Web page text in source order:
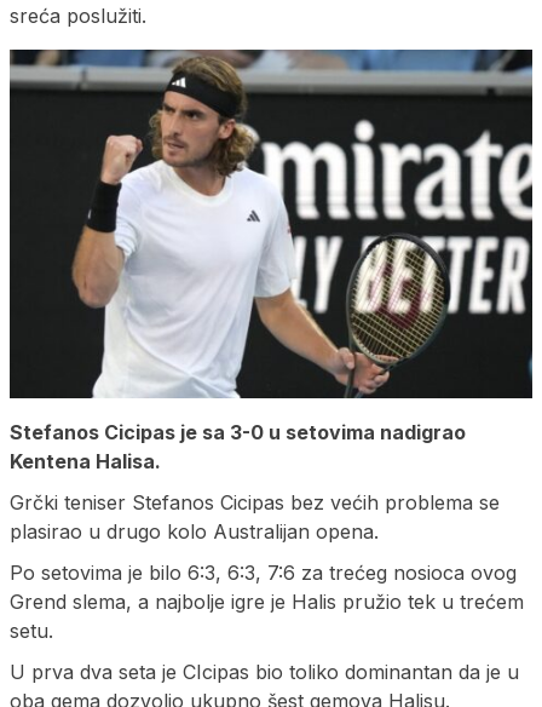
sreća poslužiti.
Stefanos Cicipas je sa 3-0 u setovima nadigrao
Kentena Halisa.
Grčki teniser Stefanos Cicipas bez većih problema se
plasirao u drugo kolo Australijan opena.
Po setovima je bilo 6:3, 6:3, 7:6 za trećeg nosioca ovog
Grend slema, a najbolje igre je Halis pružio tek u trećem
setu.
U prva dva seta je CIcipas bio toliko dominantan da je u
oba gema dozvolio ukupno šest gemova Halisu.